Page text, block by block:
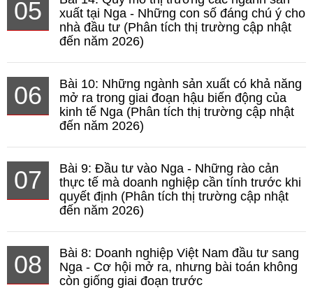
05
xuất tại Nga - Những con số đáng chú ý cho
nhà đầu tư (Phân tích thị trường cập nhật
đến năm 2026)
06
Bài 10: Những ngành sản xuất có khả năng
mở ra trong giai đoạn hậu biến động của
kinh tế Nga (Phân tích thị trường cập nhật
đến năm 2026)
07
Bài 9: Đầu tư vào Nga - Những rào cản
thực tế mà doanh nghiệp cần tính trước khi
quyết định (Phân tích thị trường cập nhật
đến năm 2026)
08
Bài 8: Doanh nghiệp Việt Nam đầu tư sang
Nga - Cơ hội mở ra, nhưng bài toán không
còn giống giai đoạn trước